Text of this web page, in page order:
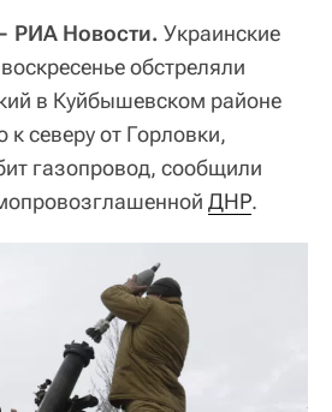
РИА Новости. Украинские
обстреляли
в Куйбышевском районе
северу от Горловки,
газопровод, сообщили
ДНР.